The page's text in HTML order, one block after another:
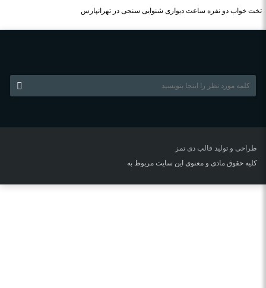
تخت خواب دو نفره ساعت دیواری شنوایی سنجی در تهرانپارس
طراحی و تولید قالب دی تمز
کلیه حقوق مادی و معنوی این سایت مربوط به